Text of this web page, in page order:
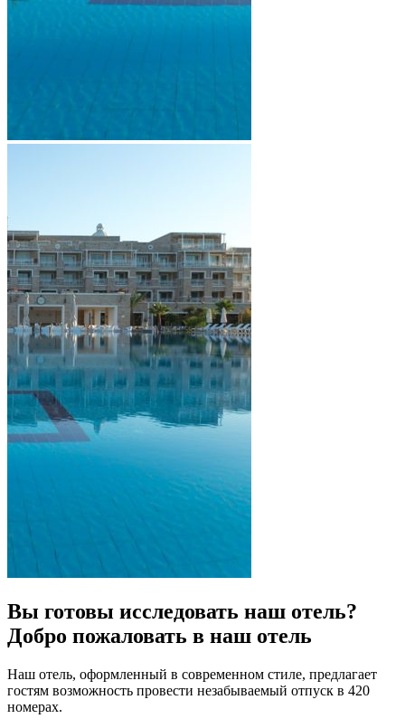
Вы готовы исследовать наш отель?
Добро пожаловать в наш отель
Наш отель, оформленный в современном стиле, предлагает
гостям возможность провести незабываемый отпуск в 420
номерах.